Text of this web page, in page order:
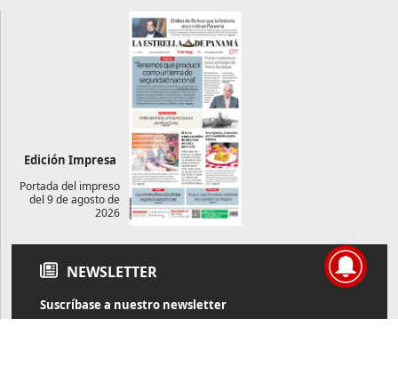
Edición Impresa
Portada del impreso
del 9 de agosto de
2026
NEWSLETTER
Suscríbase a nuestro newsletter
Reciba diariamente información de actualidad directamente en